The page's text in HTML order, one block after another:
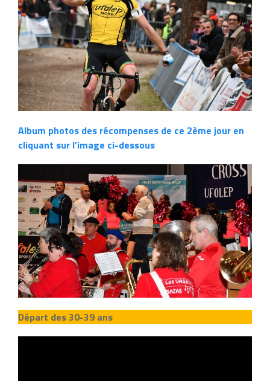
Album photos des récompenses de ce 2ème jour en
cliquant sur l’image ci-dessous
Départ des 30-39 ans